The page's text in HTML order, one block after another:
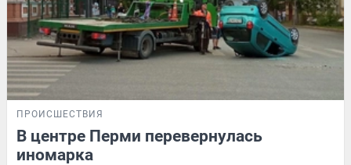
ПРОИСШЕСТВИЯ
В центре Перми перевернулась
иномарка